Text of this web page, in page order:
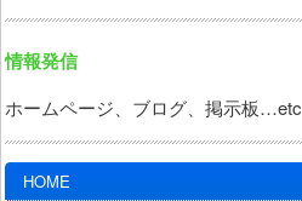
情報発信
ホームページ、ブログ、掲示板…etc
メインメニュー
メインコンテンツへ移動
サブコンテンツへ移動
HOME